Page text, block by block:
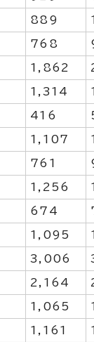
889
768
1,862
1,314
416
1,107
761
1,256
674
1,095
3,006
2,164
1,065
1,161